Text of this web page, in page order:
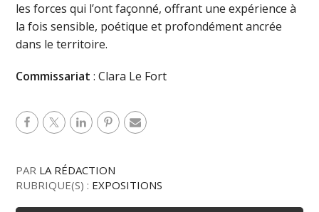
les forces qui l’ont façonné, offrant une expérience à
la fois sensible, poétique et profondément ancrée
dans le territoire.
Commissariat: Clara Le Fort
PAR LA RÉDACTION
RUBRIQUE(S) : EXPOSITIONS